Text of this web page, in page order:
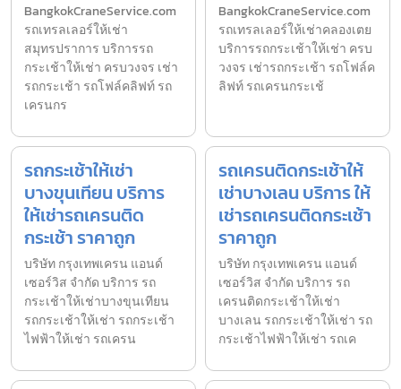
BangkokCraneService.com
รถเทรลเลอร์ให้เช่า
สมุทรปราการ บริการรถ
กระเช้าให้เช่า ครบวงจร เช่า
รถกระเช้า รถโฟล์คลิฟท์ รถ
เครนกร
BangkokCraneService.com
รถเทรลเลอร์ให้เช่าคลองเตย
บริการรถกระเช้าให้เช่า ครบ
วงจร เช่ารถกระเช้า รถโฟล์ค
ลิฟท์ รถเครนกระเช้
รถกระเช้าให้เช่า
บางขุนเทียน บริการ
ให้เช่ารถเครนติด
กระเช้า ราคาถูก
บริษัท กรุงเทพเครน แอนด์
เซอร์วิส จำกัด บริการ รถ
กระเช้าให้เช่าบางขุนเทียน
รถกระเช้าให้เช่า รถกระเช้า
ไฟฟ้าให้เช่า รถเครน
รถเครนติดกระเช้าให้
เช่าบางเลน บริการ ให้
เช่ารถเครนติดกระเช้า
ราคาถูก
บริษัท กรุงเทพเครน แอนด์
เซอร์วิส จำกัด บริการ รถ
เครนติดกระเช้าให้เช่า
บางเลน รถกระเช้าให้เช่า รถ
กระเช้าไฟฟ้าให้เช่า รถเค